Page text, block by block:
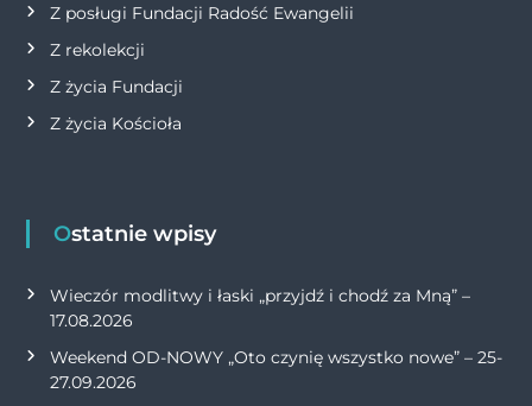
Z posługi Fundacji Radość Ewangelii
Z rekolekcji
Z życia Fundacji
Z życia Kościoła
Ostatnie wpisy
Wieczór modlitwy i łaski „przyjdź i chodź za Mną” –
17.08.2026
Weekend OD-NOWY „Oto czynię wszystko nowe” – 25-
27.09.2026